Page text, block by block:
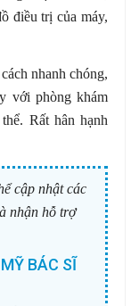
điều trị của máy,
nhanh chóng,
với phòng khám
Rất hân hạnh
cập nhật các
nhận hỗ trợ
BÁC SĨ